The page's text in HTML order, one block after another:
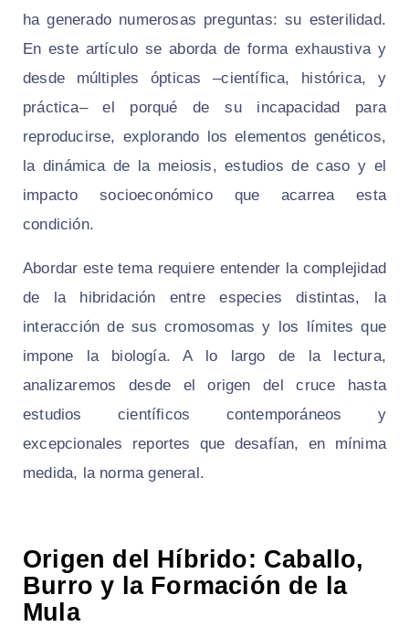
ha generado numerosas preguntas: su esterilidad.
En este artículo se aborda de forma exhaustiva y
desde múltiples ópticas –científica, histórica, y
práctica– el porqué de su incapacidad para
reproducirse, explorando los elementos genéticos,
la dinámica de la meiosis, estudios de caso y el
impacto socioeconómico que acarrea esta
condición.
Abordar este tema requiere entender la complejidad
de la hibridación entre especies distintas, la
interacción de sus cromosomas y los límites que
impone la biología. A lo largo de la lectura,
analizaremos desde el origen del cruce hasta
estudios científicos contemporáneos y
excepcionales reportes que desafían, en mínima
medida, la norma general.
Origen del Híbrido: Caballo,
Burro y la Formación de la
Mula